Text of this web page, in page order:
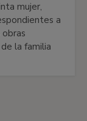
mujer,
a
la familia